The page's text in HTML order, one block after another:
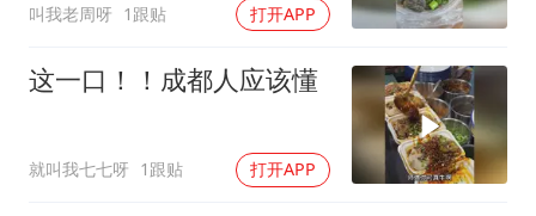
人民的健康、体质、幸福一脉相承
叫我老周呀 1跟贴 打开APP
这一口！！成都人应该懂
就叫我七七呀 1跟贴 打开APP